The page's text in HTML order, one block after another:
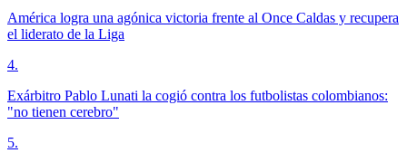
América logra una agónica victoria frente al Once Caldas y recupera
el liderato de la Liga
4.
Exárbitro Pablo Lunati la cogió contra los futbolistas colombianos:
"no tienen cerebro"
5.